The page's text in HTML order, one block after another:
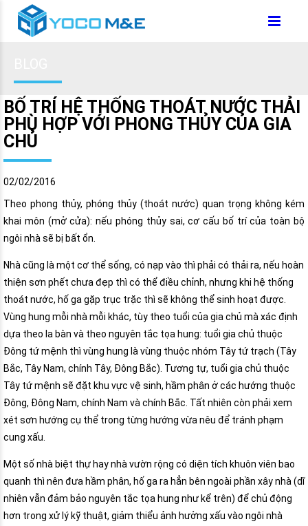
BỐ TRÍ HỆ THỐNG THOÁT NƯỚC THẢI
PHÙ HỢP VỚI PHONG THỦY CỦA GIA
CHỦ
02/02/2016
Theo phong thủy, phóng thủy (thoát nước) quan trọng không kém
khai môn (mở cửa): nếu phóng thủy sai, cơ cấu bố trí của toàn bộ
ngôi nhà sẽ bị bất ổn.
Nhà cũng là một cơ thể sống, có nạp vào thì phải có thải ra, nếu hoàn
thiện sơn phết chưa đẹp thì có thể điều chỉnh, nhưng khi hệ thống
thoát nước, hố ga gặp trục trặc thì sẽ không thể sinh hoạt được.
Vùng hung mỗi nhà mỗi khác, tùy theo tuổi của gia chủ mà xác định
dựa theo la bàn và theo nguyên tắc tọa hung: tuổi gia chủ thuộc
Đông tứ mệnh thì vùng hung là vùng thuộc nhóm Tây tứ trạch (Tây
Bắc, Tây Nam, chính Tây, Đông Bắc). Tương tự, tuổi gia chủ thuộc
Tây tứ mệnh sẽ đặt khu vực vệ sinh, hầm phân ở các hướng thuộc
Đông, Đông Nam, chính Nam và chính Bắc. Tất nhiên còn phải xem
xét sơn hướng cụ thể trong từng hướng vừa nêu để tránh phạm
cung xấu.
Một số nhà biệt thự hay nhà vườn rộng có diện tích khuôn viên bao
quanh thì nên đưa hầm phân, hố ga ra hẳn bên ngoài phần xây nhà (dĩ
nhiên vẫn đảm bảo nguyên tắc tọa hung như kể trên) để chủ động
hơn trong xử lý kỹ thuật, giảm thiểu ảnh hưởng xấu vào ngôi nhà